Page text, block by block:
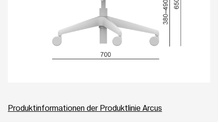
Produktinformationen der Produktlinie Arcus